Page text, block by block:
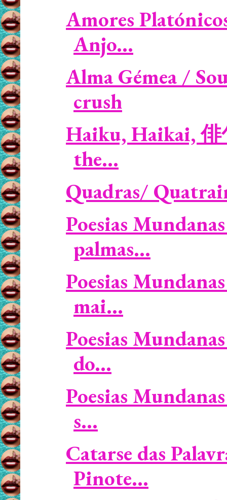
Amores
Anjo...
Alma Gémea /
crush
Haiku, Haikai, 俳
the...
Quadras/
Poesias
palmas...
Poesias
mai...
Poesias
do...
Poesias
s...
Catarse das
Pinote...